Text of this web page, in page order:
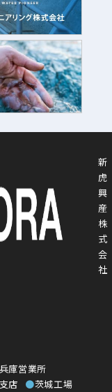
新
虎
興
産
株
式
会
社
兵庫営業所
店 ●茨城工場